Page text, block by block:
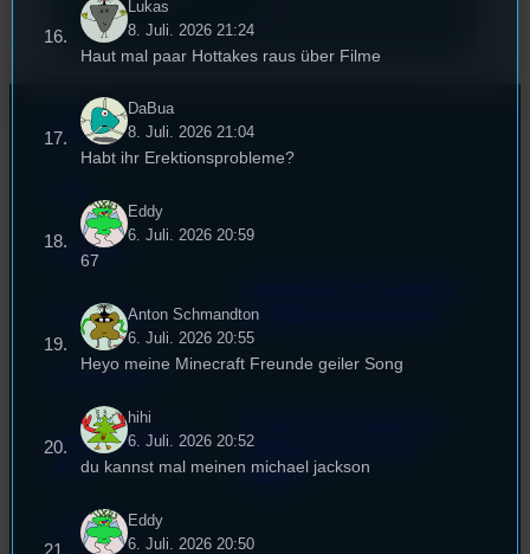
Kontakt
Satzung
Impressum
Datenschutz
Cookie-Richtlinie
(EU)
Empfang
für Medienwissenschaft
Start your own radio
station!
Lukas
8. Juli. 2026 21:24
Haut mal paar Hottakes raus über Filme
DaBua
8. Juli. 2026 21:04
Habt ihr Erektionsprobleme?
Eddy
6. Juli. 2026 20:59
67
Anton Schmandton
6. Juli. 2026 20:55
Heyo meine Minecraft Freunde geiler Song
hihi
6. Juli. 2026 20:52
du kannst mal meinen michael jackson
Eddy
6. Juli. 2026 20:50